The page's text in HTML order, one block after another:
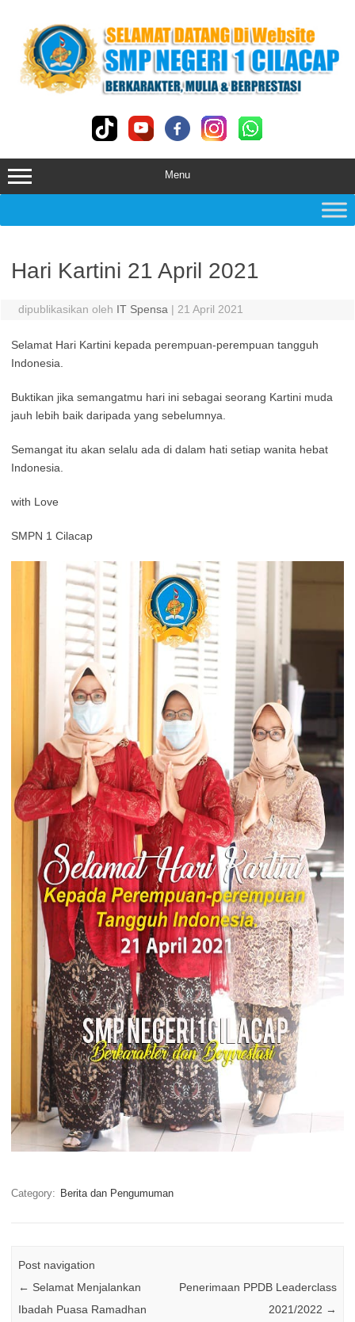
content
Menu
Hari Kartini 21 April 2021
dipublikasikan oleh IT Spensa | 21 April 2021
Selamat Hari Kartini kepada perempuan-perempuan tangguh
Indonesia.
Buktikan jika semangatmu hari ini sebagai seorang Kartini muda
jauh lebih baik daripada yang sebelumnya.
Semangat itu akan selalu ada di dalam hati setiap wanita hebat
Indonesia.
with Love
SMPN 1 Cilacap
Category: Berita dan Pengumuman
Post navigation
← Selamat Menjalankan
Ibadah Puasa Ramadhan
Penerimaan PPDB Leaderclass
2021/2022 →